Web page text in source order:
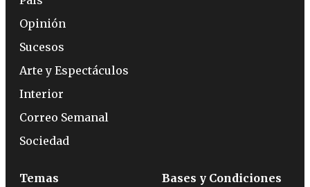
Opinión
Sucesos
Arte y Espectáculos
Interior
Correo Semanal
Sociedad
Temas
Bases y Condiciones